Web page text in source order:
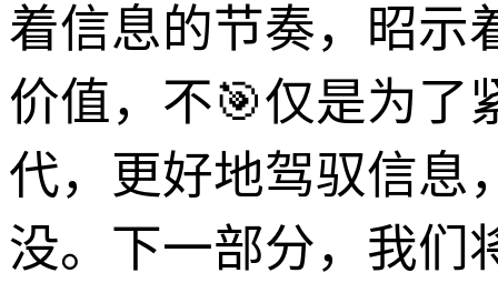
着信息的节奏，昭示
价值，不🎯仅是为了
代，更好地驾驭信息
没。下一部分，我们